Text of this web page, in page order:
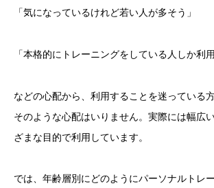
「気になっているけれど若い人が多そう」
「本格的にトレーニングをしている人しか利
などの心配から、利用することを迷っている
そのような心配はいりません。実際には幅広
ざまな目的で利用しています。
では、年齢層別にどのようにパーソナルトレ